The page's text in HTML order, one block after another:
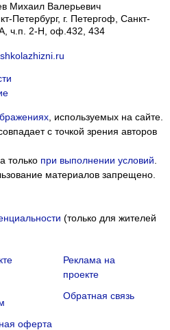
Михаил Валерьевич
Петербург, г. Петергоф, Санкт-
ч.п. 2-Н, оф.432, 434
, используемых на сайте.
с точкой зрения авторов
только при выполнении условий.
материалов запрещено.
(только для жителей
оферта
Реклама на
проекте
Обратная связь